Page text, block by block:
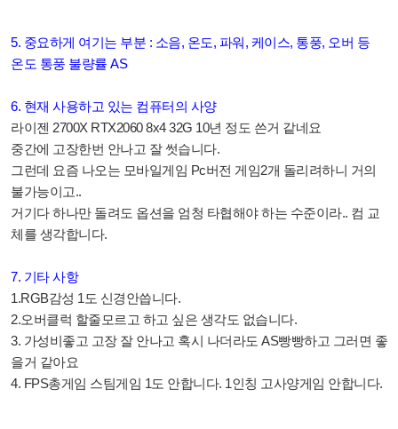
5. 중요하게 여기는 부분 : 소음, 온도, 파워, 케이스, 통풍, 오버 등
온도 통풍 불량률 AS
6. 현재 사용하고 있는 컴퓨터의 사양
라이젠 2700X RTX2060 8x4 32G 10년 정도 쓴거 같네요
중간에 고장한번 안나고 잘 썻습니다.
그런데 요즘 나오는 모바일게임 Pc버전 게임2개 돌리려하니 거의
불가능이고..
거기다 하나만 돌려도 옵션을 엄청 타협해야 하는 수준이라.. 컴 교
체를 생각합니다.
7. 기타 사항
1.RGB감성 1도 신경안씁니다.
2.오버클럭 할줄모르고 하고 싶은 생각도 없습니다.
3. 가성비좋고 고장 잘 안나고 혹시 나더라도 AS빵빵하고 그러면 좋
을거 같아요
4. FPS총게임 스팀게임 1도 안합니다. 1인칭 고사양게임 안합니다.